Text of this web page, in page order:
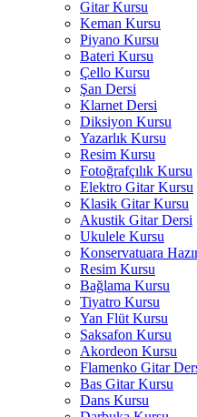
Gitar Kursu
Keman Kursu
Piyano Kursu
Bateri Kursu
Çello Kursu
Şan Dersi
Klarnet Dersi
Diksiyon Kursu
Yazarlık Kursu
Resim Kursu
Fotoğrafçılık Kursu
Elektro Gitar Kursu
Klasik Gitar Kursu
Akustik Gitar Dersi
Ukulele Kursu
Konservatuara
Resim Kursu
Bağlama Kursu
Tiyatro Kursu
Yan Flüt Kursu
Saksafon Kursu
Akordeon Kursu
Flamenko Gitar
Bas Gitar Kursu
Dans Kursu